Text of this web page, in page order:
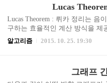
합니다. 그럼 어떻게 이 단절점
생각해보면 점을 하나씩 없애보
사하는 것입니다. N : 정점의 개
의 시간 복잡도는 없앨 정점을 선
색..
Lucas
Lucas Theorem : 뤼카 정리는 음
구하는 효율적인 계산 방식을 제
므로 n과 k가 크면 계산하기가 상
배열에서 파스칼 삼각형을 구성
알고리즘 2015. 10. 25. 19:30
그래프